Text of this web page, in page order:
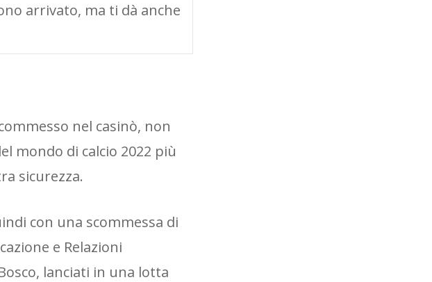
arrivato, ma ti dà anche
nel casinò, non
mondo di calcio 2022 più
sicurezza.
con una scommessa di
e Relazioni
lanciati in una lotta